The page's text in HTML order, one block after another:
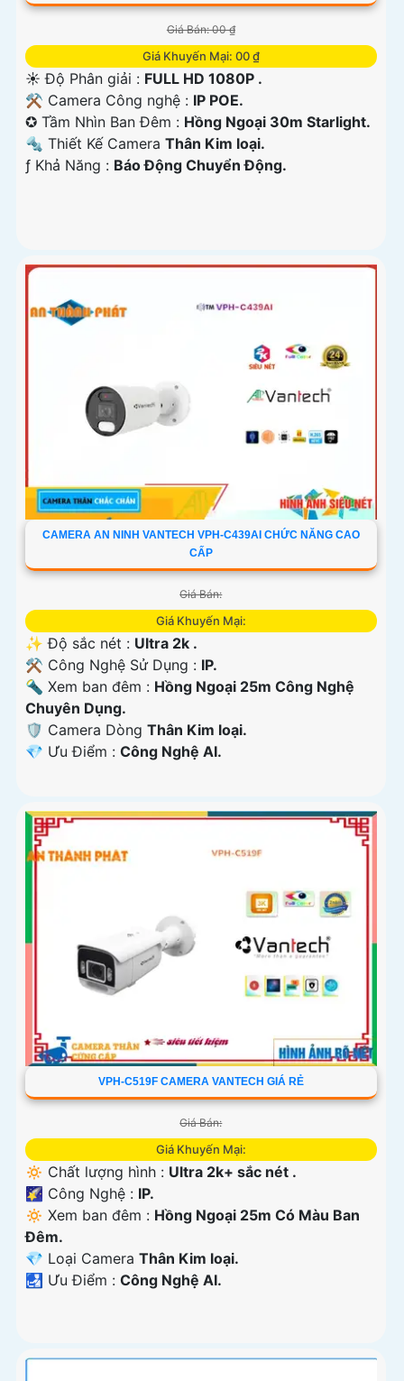
Giá Bán: 00 ₫
Giá Khuyến Mại: 00 ₫
☀️ Độ Phân giải : FULL HD 1080P .
⚒ Camera Công nghệ : IP POE.
✪ Tầm Nhìn Ban Đêm : Hồng Ngoại 30m Starlight.
🔩 Thiết Kế Camera Thân Kim loại.
️ƒ Khả Năng : Báo Động Chuyển Động.
CAMERA AN NINH VANTECH VPH-C439AI CHỨC NĂNG CAO
CẤP
Giá Bán:
Giá Khuyến Mại:
✨ Độ sắc nét : Ultra 2k .
⚒ Công Nghệ Sử Dụng : IP.
🔦 Xem ban đêm : Hồng Ngoại 25m Công Nghệ
Chuyên Dụng.
🛡 Camera Dòng Thân Kim loại.
️💎 Ưu Điểm : Công Nghệ AI.
VPH-C519F CAMERA VANTECH GIÁ RẺ
Giá Bán:
Giá Khuyến Mại:
🔅 Chất lượng hình : Ultra 2k+ sắc nét .
🌠 Công Nghệ : IP.
🔅 Xem ban đêm : Hồng Ngoại 25m Có Màu Ban
Ðêm.
💎 Loại Camera Thân Kim loại.
️🛃 Ưu Điểm : Công Nghệ AI.